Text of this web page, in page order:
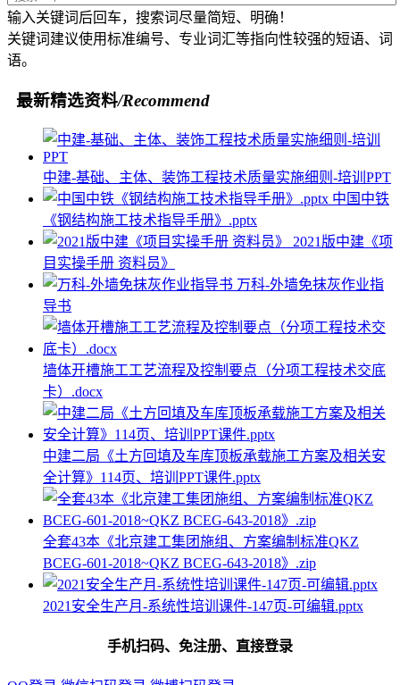
输入关键词后回车，搜索词尽量简短、明确！
关键词建议使用标准编号、专业词汇等指向性较强的短语、词
语。
最新精选资料/Recommend
中建-基础、主体、装饰工程技术质量实施细则-培训PPT
中国中铁
《钢结构施工技术指导手册》.pptx
2021版中建《项
目实操手册 资料员》
万科-外墙免抹灰作业指
导书
墙体开槽施工工艺流程及控制要点（分项工程技术交底
卡）.docx
中建二局《土方回填及车库顶板承载施工方案及相关安
全计算》114页、培训PPT课件.pptx
全套43本《北京建工集团施组、方案编制标准QKZ
BCEG-601-2018~QKZ BCEG-643-2018》.zip
2021安全生产月-系统性培训课件-147页-可编辑.pptx
手机扫码、免注册、直接登录